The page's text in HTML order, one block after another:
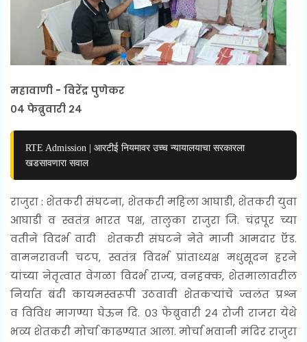
महावाणी - विरेंद्र पुणेकर
०४ फेब्रुवारी २४
RTE Admission | आरटीई नियमावर उच्च न्यायालयाचा सरकारला
खडसावणारा सवाल
राजुरा : शेतकरी संघटना, शेतकरी महिला आघाडी, शेतकरी युवा
आघाडी व स्वतंत्र भारत पक्ष, तालुका राजुरा जि. चंद्रपूर च्या
वतीने विदर्भ वादी शेतकरी संघटने नेते माजी आमदार ऍड.
वामनरावजी चटप, स्वतंत्र विदर्भ प्रांताध्यक्ष मधुसूदन हरने
यांच्या नेतृत्वात वेगळा विदर्भ राज्य, वनहक्क, शेतमालावरील
निर्यात बंदी कायमस्वरूपी उठवावी शेतकऱ्यांचे ज्वलंत प्रश्न
व विविध मागण्या घेऊन दि. ०३ फेब्रुवारी २४ रोजी राजरा येथे
भव्य शेतकरी मोर्चा काढण्यात आला. मोर्चा भवानी मंदिर राजुरा